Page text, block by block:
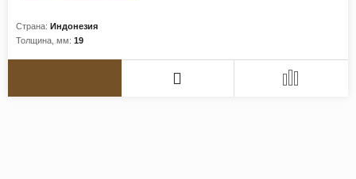
Страна: Индонезия
Толщина, мм: 19